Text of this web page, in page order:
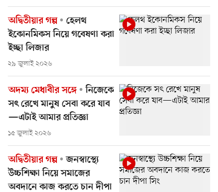
অদ্বিতীয়ার গল্প
হেলথ
ইকোনমিকস নিয়ে গবেষণা করা
ইচ্ছা লিজার
২৯ জুলাই ২০২৬
অদম্য মেধাবীর সঙ্গে
নিজেকে
সৎ রেখে মানুষ সেবা করে যাব
—এটাই আমার প্রতিজ্ঞা
১৫ জুলাই ২০২৬
অদ্বিতীয়ার গল্প
জনস্বাস্থ্যে
উচ্চশিক্ষা নিয়ে সমাজের
অবদানে কাজ করতে চান দীপা